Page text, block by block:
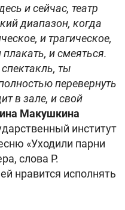
и сейчас, театр
диапазон, когда
и трагическое,
плакать, и смеяться.
ты
перевернуть
в зале, и свой
Макушкина
институт
«Уходили парни
слова Р.
нравится исполнять